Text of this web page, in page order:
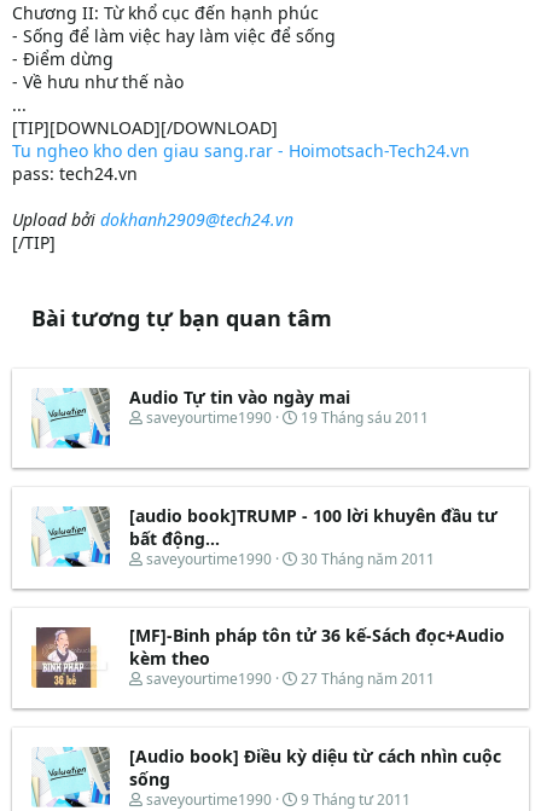
Chương II: Từ khổ cục đến hạnh phúc
- Sống để làm việc hay làm việc để sống
- Điểm dừng
- Về hưu như thế nào
...
[TIP][DOWNLOAD][/DOWNLOAD]
Tu ngheo kho den giau sang.rar - Hoimotsach-Tech24.vn
pass: tech24.vn
Upload bởi dokhanh2909@tech24.vn
[/TIP]
Bài tương tự bạn quan tâm
Audio Tự tin vào ngày mai
T
e
d
s
t
a
r
e
r
saveyourtime1990
N
y
ắ
đ
ầ
u
19 Tháng sáu 2011
[audio book]TRUMP - 100 lời khuyên đầu tư
bất động...
T
r
a
d
s
a
t
e
r
saveyourtime1990
N
à
b
t
ầ
30 Tháng năm 2011
[MF]-Binh pháp tôn tử 36 kế-Sách đọc+Audio
kèm theo
T
r
a
d
s
saveyourtime1990
N
à
b
t
27 Tháng năm 2011
[Audio book] Điều kỳ diệu từ cách nhìn cuộc
sống
T
saveyourtime1990
N
9 Tháng tư 2011